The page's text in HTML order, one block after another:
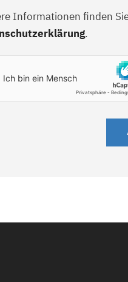
Informationen finden
.